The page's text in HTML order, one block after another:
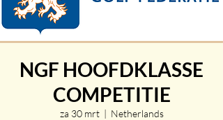
NGF HOOFDKLASSE
COMPETITIE
za 30 mrt
  |
Netherlands